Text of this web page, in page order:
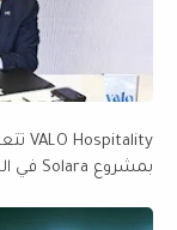
بمشروع Solara في العين السخنة